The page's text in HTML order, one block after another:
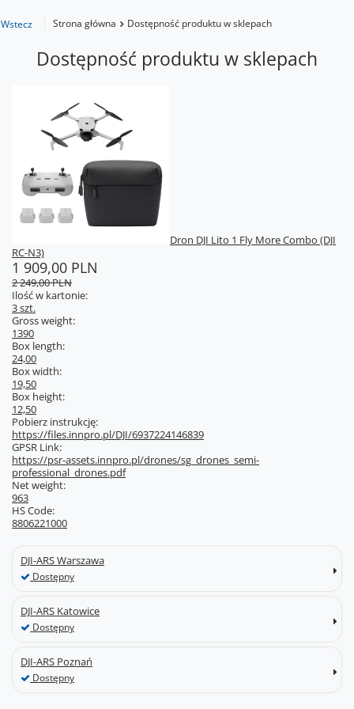
Wstecz Strona główna Dostępność produktu w sklepach
Dostępność produktu w sklepach
Dron DJI Lito 1 Fly More Combo (DJI
RC-N3)
1 909,00 PLN
2 249,00 PLN
Ilość w kartonie:
3 szt.
Gross weight:
1390
Box length:
24,00
Box width:
19,50
Box height:
12,50
Pobierz instrukcję:
https://files.innpro.pl/DJI/6937224146839
GPSR Link:
https://psr-assets.innpro.pl/drones/sg_drones_semi-
professional_drones.pdf
Net weight:
963
HS Code:
8806221000
DJI-ARS Warszawa
Dostępny
DJI-ARS Katowice
Dostępny
DJI-ARS Poznań
Dostępny